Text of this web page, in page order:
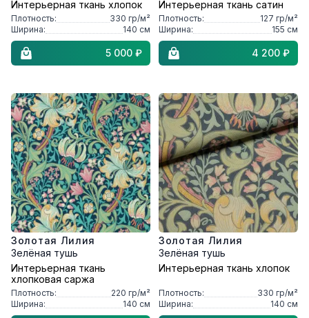
Интерьерная ткань хлопок
Плотность: 330 гр/м²
Ширина:
140 см
5 000 ₽
Интерьерная ткань сатин
Плотность: 127 гр/м²
Ширина:
155 см
4 200 ₽
Золотая Лилия
Зелёная тушь
Интерьерная ткань
хлопковая саржа
Плотность: 220 гр/м²
Ширина:
140 см
Золотая Лилия
Зелёная тушь
Интерьерная ткань хлопок
Плотность: 330 гр/м²
Ширина:
140 см